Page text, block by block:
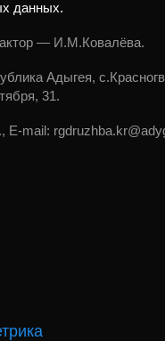
данных.
— И.М.Ковалёва.
Адыгея,
31.
E-mail: